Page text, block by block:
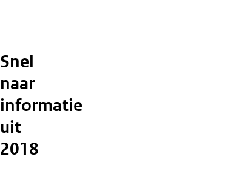
Snel
naar
informatie
uit
2018